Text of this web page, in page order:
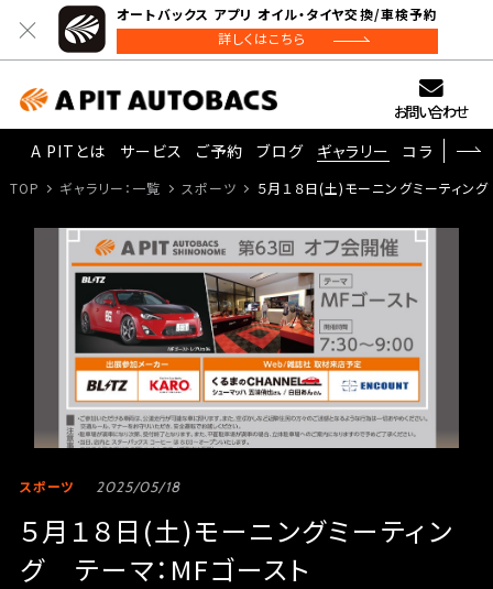
オートバックス アプリ オイル・タイヤ交換/車検予約
詳しくはこちら
お問い合わせ
A PITとは
サービス ご予約 ブログ ギャラリー コラム
TOP ギャラリー：一覧 スポーツ ５月１８日(土)モーニングミーティン
スポーツ 2025/05/18
５月１８日(土)モーニングミーティン
グ テーマ：MFゴースト